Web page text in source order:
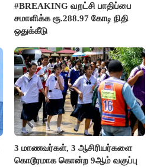
#BREAKING வறட்சி பாதிப்பை
சமாளிக்க ரூ.288.97 கோடி நிதி
ஒதுக்கீடு
3 மாணவர்கள், 3 ஆசிரியர்களை
கொடூரமாக கொன்ற 9ஆம் வகுப்பு